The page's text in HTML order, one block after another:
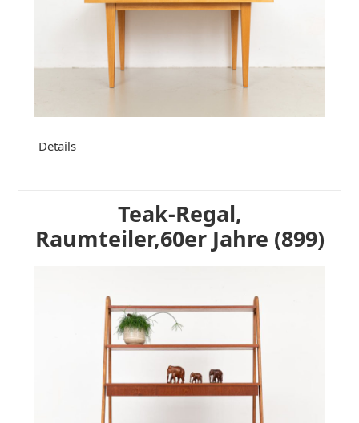
Details
Teak-Regal,
Raumteiler,60er Jahre (899)